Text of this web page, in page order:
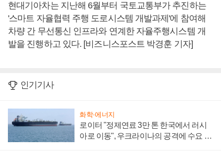
현대기아차는 지난해 6월부터 국토교통부가 추진하는
'스마트 자율협력 주행 도로시스템 개발과제'에 참여해
차량 간 무선통신 인프라와 연계한 자율주행시스템 개
발을 진행하고 있다. [비즈니스포스트 박경훈 기자]
인기기사
화학·에너지
로이터 "정제연료 3만 톤 한국에서 러시
아로 이동", 우크라이나의 공격에 수요 늘